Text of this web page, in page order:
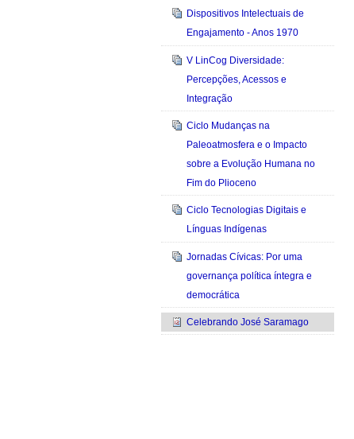
Dispositivos Intelectuais de
Engajamento - Anos 1970
V LinCog Diversidade:
Percepções, Acessos e
Integração
Ciclo Mudanças na
Paleoatmosfera e o Impacto
sobre a Evolução Humana no
Fim do Plioceno
Ciclo Tecnologias Digitais e
Línguas Indígenas
Jornadas Cívicas: Por uma
governança política íntegra e
democrática
Celebrando José Saramago